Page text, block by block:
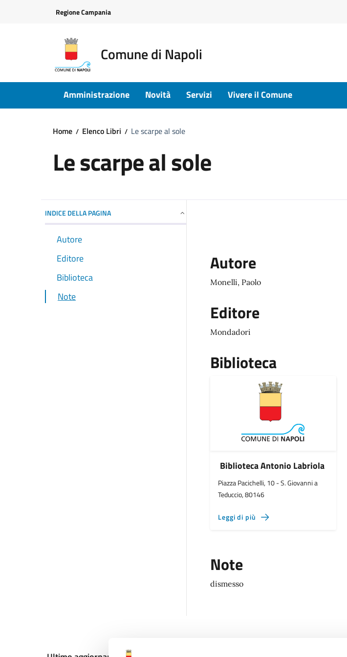
Regione Campania
Comune di Napoli
Amministrazione Novità Servizi Vivere il Comune
Home Elenco Libri Le scarpe al sole
Le scarpe al sole
INDICE DELLA PAGINA
Autore
Editore
Biblioteca
Note
Autore
Monelli, Paolo
Editore
Mondadori
Biblioteca
Biblioteca Antonio Labriola
Piazza Pacichelli, 10 - S. Giovanni a
Teduccio, 80146
Leggi di più
Note
dismesso